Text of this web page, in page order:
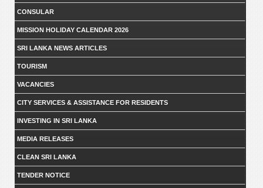
CONSULAR
MISSION HOLIDAY CALENDAR 2026
SRI LANKA NEWS ARTICLES
TOURISM
VACANCIES
CITY SERVICES & ASSISTANCE FOR RESIDENTS
INVESTING IN SRI LANKA
MEDIA RELEASES
CLEAN SRI LANKA
TENDER NOTICE